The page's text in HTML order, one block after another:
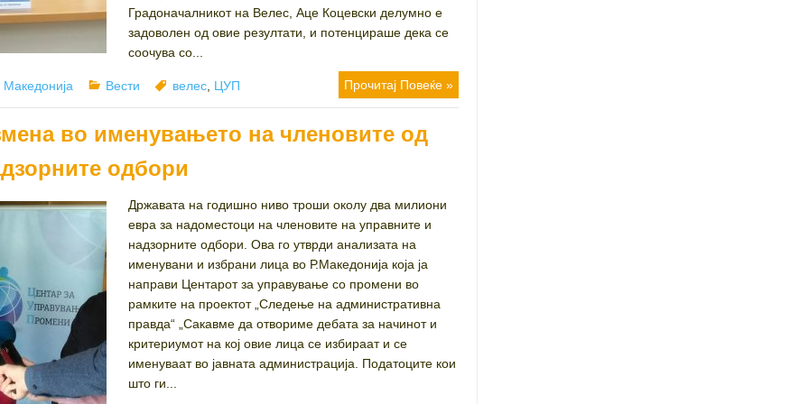
Градоначалникот на Велес, Аце Коцевски делумно е
задоволен од овие резултати, и потенцираше дека се
соочува со...
Categories
Вести Tags
велес ЦУП Прочитај Повеќе »
во именувањето на членовите од
одбори
Државата на годишно ниво троши околу два милиони
евра за надоместоци на членовите на управните и
надзорните одбори. Ова го утврди анализата на
именувани и избрани лица во Р.Македонија која ја
направи Центарот за управување со промени во
рамките на проектот „Следење на административна
правда“ „Сакавме да отвориме дебата за начинот и
критериумот на кој овие лица се избираат и се
именуваат во јавната администрација. Податоците кои
што ги...